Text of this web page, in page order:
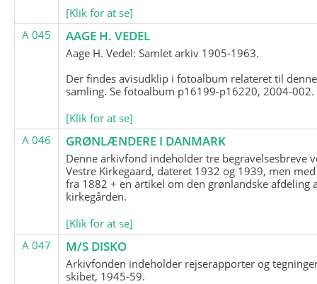
[Klik for at se]
A 045
AAGE H. VEDEL
Aage H. Vedel: Samlet arkiv 1905-1963.
Der findes avisudklip i fotoalbum relateret til denne
samling. Se fotoalbum p16199-p16220, 2004-002.
[Klik for at se]
A 046
GRØNLÆNDERE I DANMARK
Denne arkivfond indeholder tre begravelsesbreve
Vestre Kirkegaard, dateret 1932 og 1939, men
fra 1882 + en artikel om den grønlandske afdeling
kirkegården.
[Klik for at se]
A 047
M/S DISKO
Arkivfonden indeholder rejserapporter og
skibet, 1945-59.